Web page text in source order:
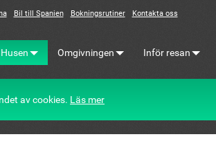
Bil till Spanien Bokningsrutiner Kontakta oss
Husen Omgivningen Inför resan
av cookies. Läs mer